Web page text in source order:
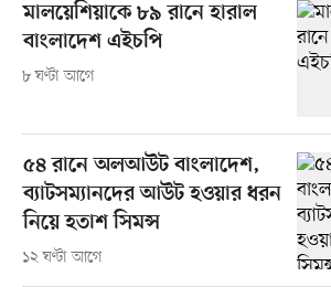
মালয়েশিয়াকে ৮৯ রানে হারাল
বাংলাদেশ এইচপি
৮ ঘণ্টা আগে
৫৪ রানে অলআউট বাংলাদেশ,
ব্যাটসম্যানদের আউট হওয়ার ধরন
নিয়ে হতাশ সিমন্স
১২ ঘণ্টা আগে